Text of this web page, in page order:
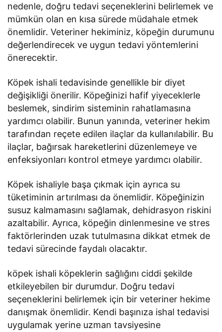
nedenle, doğru tedavi seçeneklerini belirlemek ve
mümkün olan en kısa sürede müdahale etmek
önemlidir. Veteriner hekiminiz, köpeğin durumunu
değerlendirecek ve uygun tedavi yöntemlerini
önerecektir.
Köpek ishali tedavisinde genellikle bir diyet
değişikliği önerilir. Köpeğinizi hafif yiyeceklerle
beslemek, sindirim sisteminin rahatlamasına
yardımcı olabilir. Bunun yanında, veteriner hekim
tarafından reçete edilen ilaçlar da kullanılabilir. Bu
ilaçlar, bağırsak hareketlerini düzenlemeye ve
enfeksiyonları kontrol etmeye yardımcı olabilir.
Köpek ishaliyle başa çıkmak için ayrıca su
tüketiminin artırılması da önemlidir. Köpeğinizin
susuz kalmamasını sağlamak, dehidrasyon riskini
azaltabilir. Ayrıca, köpeğin dinlenmesine ve stres
faktörlerinden uzak tutulmasına dikkat etmek de
tedavi sürecinde faydalı olacaktır.
köpek ishali köpeklerin sağlığını ciddi şekilde
etkileyebilen bir durumdur. Doğru tedavi
seçeneklerini belirlemek için bir veteriner hekime
danışmak önemlidir. Kendi başınıza ishal tedavisi
uygulamak yerine uzman tavsiyesine